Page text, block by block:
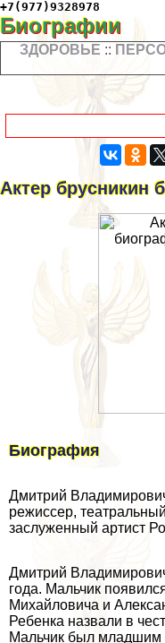
+7(977)9328978
Биографии
ЗДОРОВЬЕ ::
Актер брусникин
Биография
Дмитрий
режиссер,
заслуженный артист
Дмитрий
года. Мальчик
Михайловича и
Ребенка назвали в
Мальчик был младшим